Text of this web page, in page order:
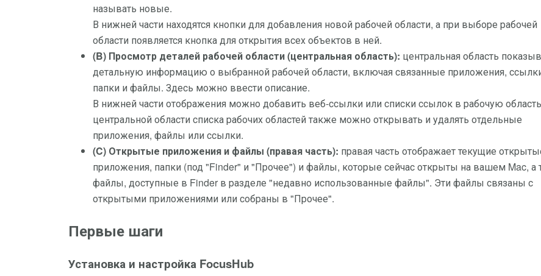
называть новые.
В нижней части находятся кнопки для добавления новой рабочей области, а при выборе рабочей
области появляется кнопка для открытия всех объектов в ней.
(B) Просмотр деталей рабочей области (центральная область): центральная область
детальную информацию о выбранной рабочей области, включая связанные приложения,
папки и файлы. Здесь можно ввести описание.
В нижней части отображения можно добавить веб-ссылки или списки ссылок в рабочую
центральной области списка рабочих областей также можно открывать и удалять отдельные
приложения, файлы или ссылки.
(C) Открытые приложения и файлы (правая часть): правая часть отображает текущие
приложения, папки (под "Finder" и "Прочее") и файлы, которые сейчас открыты на вашем Mac, а
файлы, доступные в Finder в разделе "недавно использованные файлы". Эти файлы связаны с
открытыми приложениями или собраны в "Прочее".
Первые шаги
Установка и настройка FocusHub